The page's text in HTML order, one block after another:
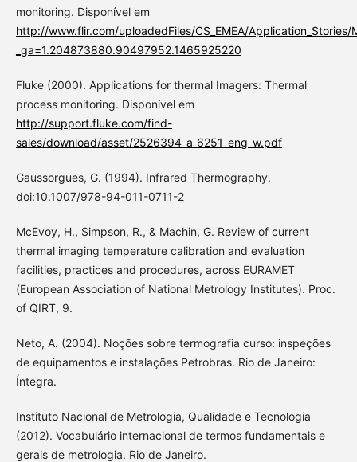
monitoring. Disponível em
http://www.flir.com/uploadedFiles/CS_EMEA/
_ga=1.204873880.90497952.1465925220
Fluke (2000). Applications for thermal Imagers: Thermal
process monitoring. Disponível em
http://support.fluke.com/find-
sales/download/asset/2526394_a_6251_eng_w.pdf
Gaussorgues, G. (1994). Infrared Thermography.
doi:10.1007/978-94-011-0711-2
McEvoy, H., Simpson, R., & Machin, G. Review of current
thermal imaging temperature calibration and evaluation
facilities, practices and procedures, across EURAMET
(European Association of National Metrology Institutes). Proc.
of QIRT, 9.
Neto, A. (2004). Noções sobre termografia curso: inspeções
de equipamentos e instalações Petrobras. Rio de Janeiro:
Íntegra.
Instituto Nacional de Metrologia, Qualidade e Tecnologia
(2012). Vocabulário internacional de termos fundamentais e
gerais de metrologia. Rio de Janeiro.